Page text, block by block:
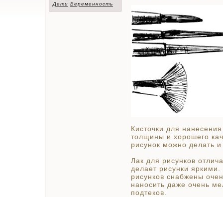
Дети Беременность
Кисточки для
толщины и хорошего
рисунок можно делать
Лак для рисунков
делает рисунки
рисунков снабжены
наносить даже очень
подтеков.